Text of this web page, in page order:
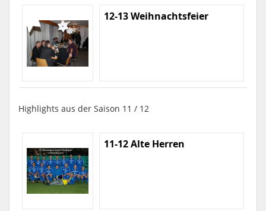
12-13 Weihnachtsfeier
Highlights aus der Saison 11 / 12
11-12 Alte Herren